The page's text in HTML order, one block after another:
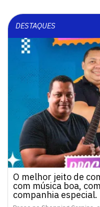
DESTAQUES
O melhor jeito de
com música boa,
companhia especial.